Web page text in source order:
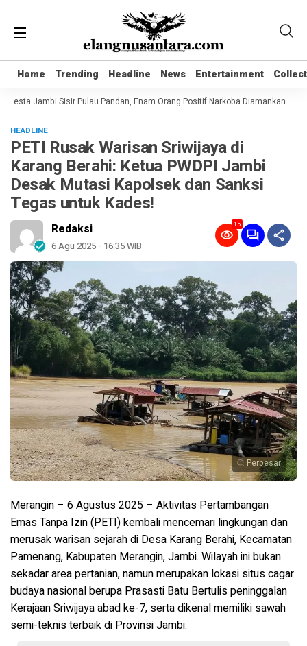
Home Trending Headline News Entertainment
Home Trending Headline News Entertainment
Jambi Sisir Pulau Pandan, Enam Orang Positif Narkoba Diamankan
HEADLINE
PETI Rusak Warisan Sriwijaya di
Karang Berahi: Ketua PWDPI Jambi
Desak Mutasi Kapolsek dan Sanksi
Tegas untuk Kades!
Redaksi
6 Agu 2025 - 16:35 WIB
15
Perbesar
Merangin – 6 Agustus 2025 – Aktivitas Pertambangan
Emas Tanpa Izin (PETI)kembali mencemari lingkungan dan
merusak warisan sejarah di Desa Karang Berahi, Kecamatan
Pamenang, Kabupaten Merangin, Jambi. Wilayah ini bukan
sekadar area pertanian, namun merupakan lokasi situs cagar
budaya nasionalberupa Prasasti Batu Bertulis peninggalan
Kerajaan Sriwijaya abad ke-7, serta dikenal memiliki sawah
semi-teknis terbaik di Provinsi Jambi.